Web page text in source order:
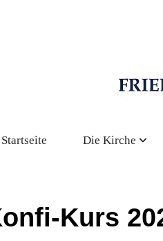
Startseite Die Kirche
Kurs